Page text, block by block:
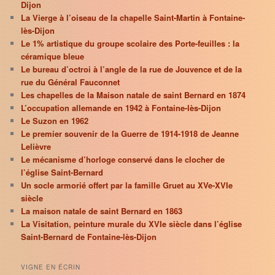
Dijon
La Vierge à l’oiseau de la chapelle Saint-Martin à Fontaine-
lès-Dijon
Le 1% artistique du groupe scolaire des Porte-feuilles : la
céramique bleue
Le bureau d’octroi à l’angle de la rue de Jouvence et de la
rue du Général Fauconnet
Les chapelles de la Maison natale de saint Bernard en 1874
L’occupation allemande en 1942 à Fontaine-lès-Dijon
Le Suzon en 1962
Le premier souvenir de la Guerre de 1914-1918 de Jeanne
Lelièvre
Le mécanisme d’horloge conservé dans le clocher de
l’église Saint-Bernard
Un socle armorié offert par la famille Gruet au XVe-XVIe
siècle
La maison natale de saint Bernard en 1863
La Visitation, peinture murale du XVIe siècle dans l’église
Saint-Bernard de Fontaine-lès-Dijon
VIGNE EN ÉCRIN